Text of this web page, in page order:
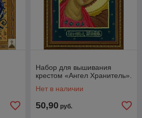
Набор для вышивания
крестом «Ангел Хранитель».
Нет в наличии
50,90 руб.